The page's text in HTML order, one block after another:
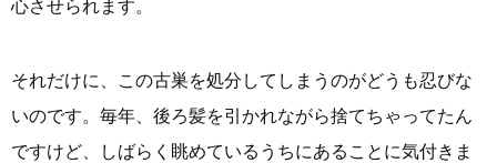
心させられます。
それだけに、この古巣を処分してしまうのがどうも忍びな
いのです。毎年、後ろ髪を引かれながら捨てちゃってたん
ですけど、しばらく眺めているうちにあることに気付きま